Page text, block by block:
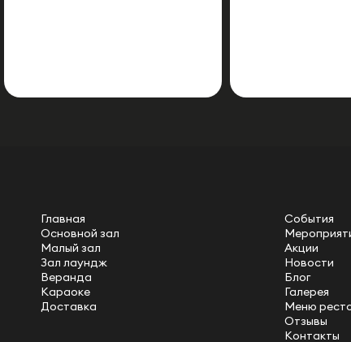
Главная
Основной зал
Малый зал
Зал лаундж
Веранда
Караоке
Доставка
События
Акции
Новости
Блог
Галерея
Меню
Отзывы
Контакты